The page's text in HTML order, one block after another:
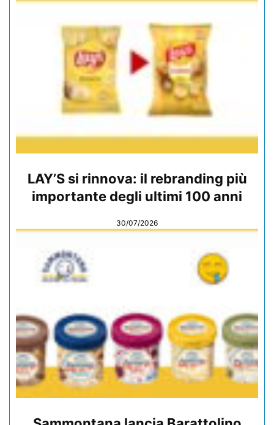
LAY’S si rinnova: il rebranding più
importante degli ultimi 100 anni
30/07/2026